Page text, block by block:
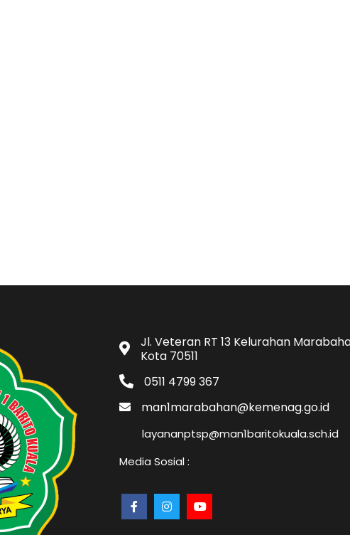
Jl. Veteran RT 13 Kelurahan
Kota 70511
0511 4799 367
man1marabahan@kemenag.go.id
layananptsp@man1baritokuala.sch.id
Media Sosial :